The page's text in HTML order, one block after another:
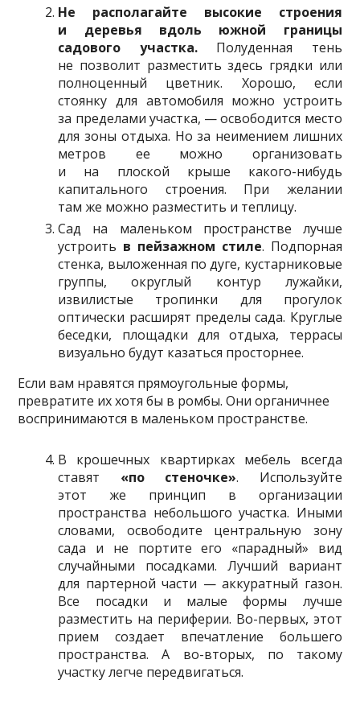
Не располагайте высокие строения
и деревья вдоль южной границы
садового участка.Полуденная тень
не позволит разместить здесь грядки или
полноценный цветник. Хорошо, если
стоянку для автомобиля можно устроить
за пределами участка, — освободится место
для зоны отдыха. Но за неимением лишних
метров ее можно организовать
и на плоской крыше какого-нибудь
капитального строения. При желании
там же можно разместить и теплицу.
Сад на маленьком пространстве лучше
устроить в пейзажном стиле. Подпорная
стенка, выложенная по дуге, кустарниковые
группы, округлый контур лужайки,
извилистые тропинки для прогулок
оптически расширят пределы сада. Круглые
беседки, площадки для отдыха, террасы
визуально будут казаться просторнее.
Если вам нравятся прямоугольные формы,
превратите их хотя бы в ромбы. Они органичнее
воспринимаются в маленьком пространстве.
В крошечных квартирках мебель всегда
ставят «по стеночке». Используйте
этот же принцип в организации
пространства небольшого участка. Иными
словами, освободите центральную зону
сада и не портите его «парадный» вид
случайными посадками. Лучший вариант
для партерной части — аккуратный газон.
Все посадки и малые формы лучше
разместить на периферии. Во-первых, этот
прием создает впечатление большего
пространства. А во-вторых, по такому
участку легче передвигаться.